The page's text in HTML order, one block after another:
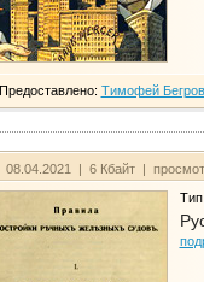
Предоставлено: Тимофей Бегров
08.04.2021 | 6 Кбайт |
Тип: